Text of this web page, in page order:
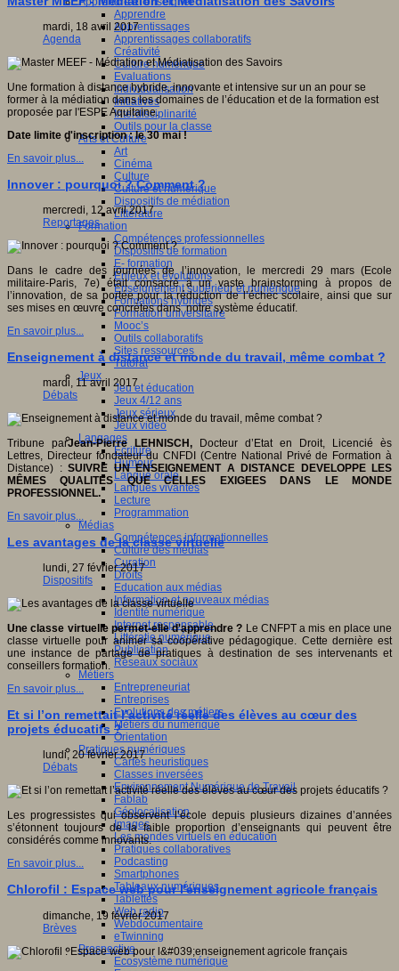
Apprendre
Apprentissages
Apprentissages collaboratifs
Créativité
Culture numérique
Evaluations
Individualisation
Initiatives
Interdisciplinarité
Outils pour la classe
Arts et Culture
Art
Cinéma
Culture
Culture et numérique
Dispositifs de médiation
Littérature
Formation
Compétences professionnelles
Dispositifs de formation
E- formation
Enjeux et évolutions
Enseignement supérieur et numérique
Formations hybrides
Formation universitaire
Mooc’s
Outils collaboratifs
Sites ressources
Tutorat
Jeux
Jeu et éducation
Jeux 4/12 ans
Jeux sérieux
Jeux vidéo
Langages
Ecriture
Humour
Langue orale
Langues vivantes
Lecture
Programmation
Médias
Compétences informationnelles
Culture des médias
Curation
Droits
Education aux médias
Information et nouveaux médias
Identité numérique
Internet responsable
Littératie numérique
Publication
Réseaux sociaux
Métiers
Entrepreneuriat
Entreprises
Evolutions des métiers
Métiers du numérique
Orientation
Pratiques numériques
Cartes heuristiques
Classes inversées
Environnement Numérique de Travail
Fablab
Géolocalisation
Images
Les mondes virtuels en éducation
Pratiques collaboratives
Podcasting
Smartphones
Tableaux numériques
Tablettes
Web radio
Webdocumentaire
eTwinning
Prospective
Ecosystème numérique
mardi, 18 avril 2017
Agenda
Une formation à distance hybride, innovante et intensive sur un an pour se
former à la médiation dans les domaines de l’éducation et de la formation est
proposée par l'ESPE Aquitaine.
Date limite d'inscription : le 30 mai !
En savoir plus...
Innover : pourquoi ? Comment ?
mercredi, 12 avril 2017
Reportages
Dans le cadre des journées de l’innovation, le mercredi 29 mars (Ecole
militaire-Paris, 7e) était consacré à un vaste brainstorming à propos de
l’innovation, de sa portée pour la réduction de l’échec scolaire, ainsi que sur
ses mises en œuvre concrètes dans notre système éducatif.
En savoir plus...
Enseignement à distance et monde du travail, même combat ?
mardi, 11 avril 2017
Débats
Tribune parJean-Pierre LEHNISCH,
Docteur d’Etat en Droit, Licencié ès
Lettres, Directeur fondateur du CNFDI (Centre National Privé de Formation à
Distance) : SUIVRE UN ENSEIGNEMENT A DISTANCE DEVELOPPE LES
MÊMES QUALITES QUE CELLES EXIGEES DANS LE MONDE
PROFESSIONNEL.
En savoir plus...
Les avantages de la classe virtuelle
lundi, 27 février 2017
Dispositifs
Une classe virtuelle permet-elle d'apprendre ? Le CNFPT a mis en place une
classe virtuelle pour animer sa coopérative pédagogique. Cette dernière est
une instance de partage de pratiques à destination de ses intervenants et
conseillers formation.
En savoir plus...
Et si l’on remettait l’activité réelle des élèves au cœur des
projets éducatifs ?
lundi, 20 février 2017
Débats
Les progressistes qui observent l’école depuis plusieurs dizaines d’années
s’étonnent toujours de la faible proportion d’enseignants qui peuvent être
considérés comme innovants.
En savoir plus...
Chlorofil : Espace web pour l'enseignement agricole français
dimanche, 19 février 2017
Brèves